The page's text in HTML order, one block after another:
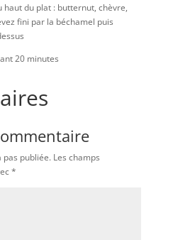
haut du plat : butternut, chèvre,
fini par la béchamel puis
20 minutes
pas publiée.Les champs
*